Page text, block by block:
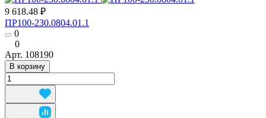
9 618.48 ₽
ПР100-230.0804.01.1
0
0
Арт. 108190
В корзину